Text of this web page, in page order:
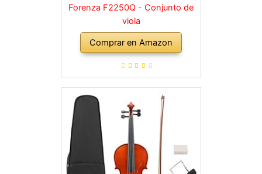
Forenza F2250Q - Conjunto de
viola
Comprar en Amazon